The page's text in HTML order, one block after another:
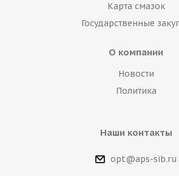
Карта смазок
Государственные
О компании
Новости
Политика
Наши контакты
opt@aps-sib.ru